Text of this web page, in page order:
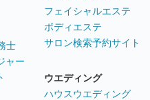
士
ャー
フェイシャルエステ
ボディエステ
サロン検索予約サイト
ウエディング
ハウスウエディング